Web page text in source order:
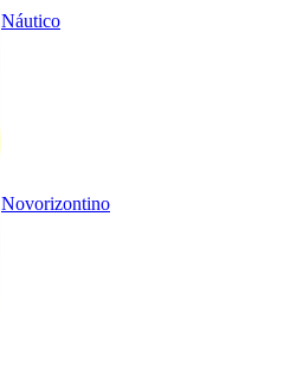
Náutico
Novorizontino